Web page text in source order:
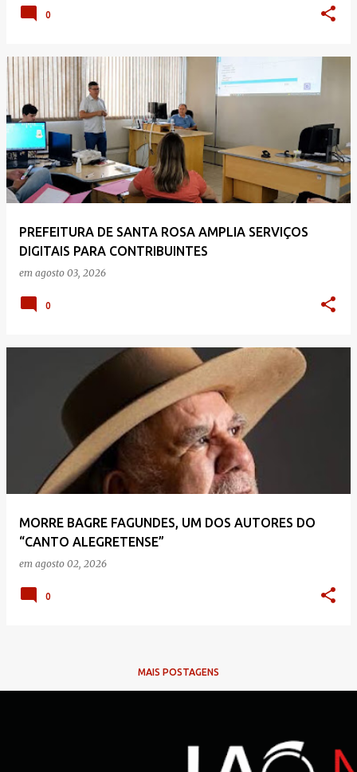
0
PREFEITURA DE SANTA ROSA AMPLIA SERVIÇOS
DIGITAIS PARA CONTRIBUINTES
em agosto 03, 2026
0
MORRE BAGRE FAGUNDES, UM DOS AUTORES DO
“CANTO ALEGRETENSE”
em agosto 02, 2026
0
MAIS POSTAGENS